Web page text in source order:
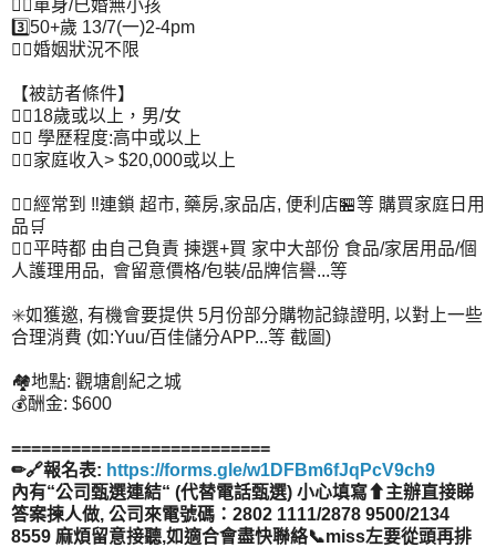
👉🏻單身/已婚無小孩
3️⃣50+歲 13/7(一)2-4pm
👉🏻婚姻狀況不限
【被訪者條件】
👉🏻18歲或以上，男/女
👉🏻 學歷程度:高中或以上
👉🏻家庭收入> $20,000或以上
👉🏻經常到 ‼️連鎖 超市, 藥房,家品店, 便利店🏪等 購買家庭日用
品🛒
👉🏻平時都 由自己負責 揀選+買 家中大部份 食品/家居用品/個
人護理用品, 會留意價格/包裝/品牌信譽...等
✳️如獲邀, 有機會要提供 5月份部分購物記錄證明, 以對上一些
合理消費 (如:Yuu/百佳儲分APP...等 截圖)
🏘️地點: 觀塘創紀之城
💰酬金: $600
==========================
✏🔗報名表: https://forms.gle/w1DFBm6fJqPcV9ch9
內有“公司甄選連結“ (代替電話甄選) 小心填寫⬆主辦直接睇
答案揀人做, 公司來電號碼：2802 1111/2878 9500/2134
8559 麻煩留意接聽,如適合會盡快聯絡📞miss左要從頭再排